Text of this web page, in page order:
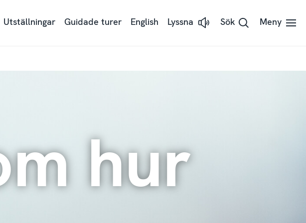
Utställningar Guidade turer English Lyssna
Lyssna
ReadSpeaker
Sök Meny
hur